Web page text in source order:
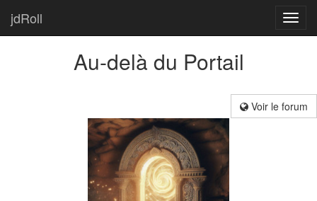
jdRoll
Au-delà du Portail
Voir le forum